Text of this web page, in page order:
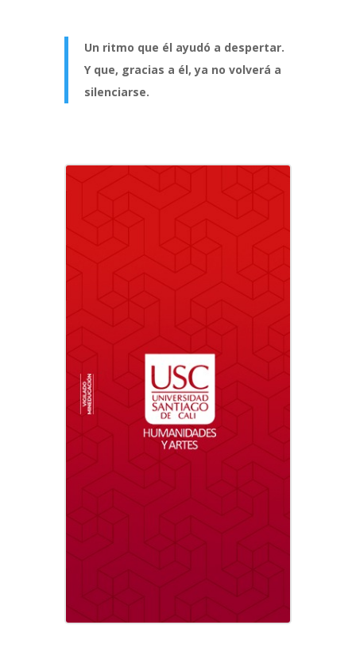
Un ritmo que él ayudó a despertar.
Y que, gracias a él, ya no volverá a
silenciarse.